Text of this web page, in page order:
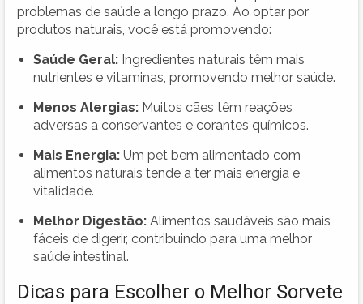
problemas de saúde a longo prazo. Ao optar por
produtos naturais, você está promovendo:
Saúde Geral: Ingredientes naturais têm mais
nutrientes e vitaminas, promovendo melhor saúde.
Menos Alergias: Muitos cães têm reações
adversas a conservantes e corantes químicos.
Mais Energia: Um pet bem alimentado com
alimentos naturais tende a ter mais energia e
vitalidade.
Melhor Digestão: Alimentos saudáveis são mais
fáceis de digerir, contribuindo para uma melhor
saúde intestinal.
Dicas para Escolher o Melhor Sorvete